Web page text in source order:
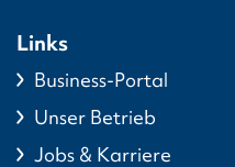
Links
Business-Portal
Unser Betrieb
Jobs & Karriere